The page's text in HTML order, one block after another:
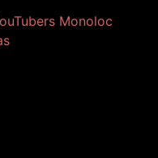
Monoloc